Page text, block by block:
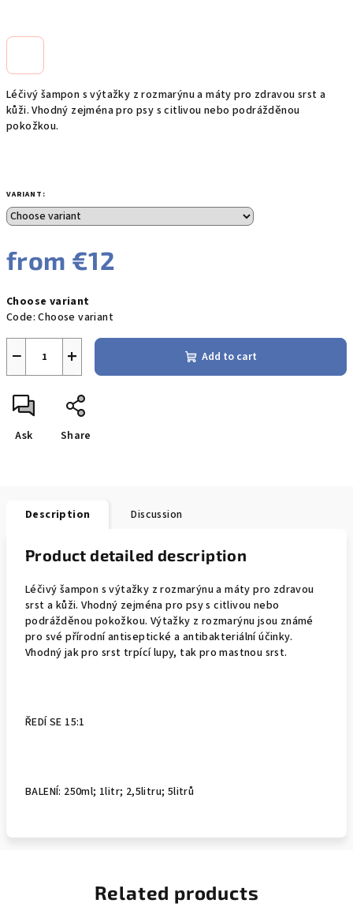
Léčivý šampon s výtažky z rozmarýnu a máty pro zdravou srst a
kůži. Vhodný zejména pro psy s citlivou nebo podrážděnou
pokožkou.
VARIANT:
from €12
price:
Choose variant
Code: Choose variant
+
− Add to cart
Ask Share
Description Discussion
Product detailed description
Léčivý šampon s výtažky z rozmarýnu a máty pro zdravou
srst a kůži. Vhodný zejména pro psy s citlivou nebo
podrážděnou pokožkou. Výtažky z rozmarýnu jsou známé
pro své přírodní antiseptické a antibakteriální účinky.
Vhodný jak pro srst trpící lupy, tak pro mastnou srst.
ŘEDÍ SE 15:1
BALENÍ: 250ml; 1litr; 2,5litru; 5litrů
Related products